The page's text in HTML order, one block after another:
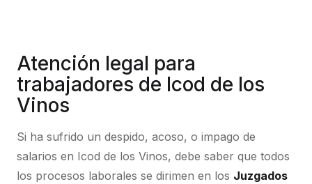
Atención legal para
trabajadores de Icod de los
Vinos
Si ha sufrido un despido, acoso, o impago de
salarios en Icod de los Vinos, debe saber que todos
los procesos laborales se dirimen en los Juzgados